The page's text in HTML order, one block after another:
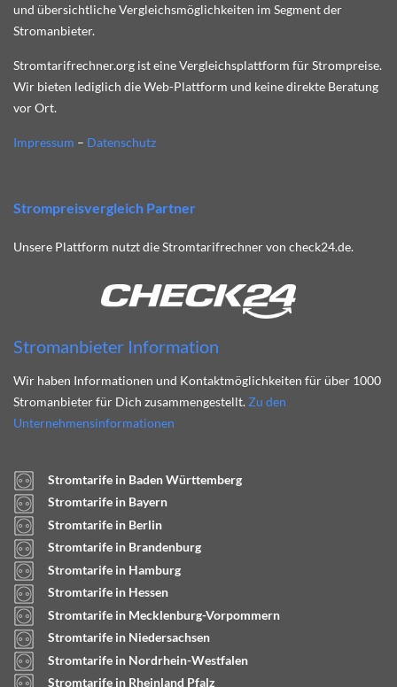
und übersichtliche Vergleichsmöglichkeiten im Segment der
Stromanbieter.
Stromtarifrechner.org ist eine Vergleichsplattform für Strompreise.
Wir bieten lediglich die Web-Plattform und keine direkte Beratung
vor Ort.
Impressum – Datenschutz
Strompreisvergleich Partner
Unsere Plattform nutzt die Stromtarifrechner von check24.de.
Stromanbieter Information
Wir haben Informationen und Kontaktmöglichkeiten für über 1000
Stromanbieter für Dich zusammengestellt. Zu den
Unternehmensinformationen
Stromtarife in Baden Württemberg
Stromtarife in Bayern
Stromtarife in Berlin
Stromtarife in Brandenburg
Stromtarife in Hamburg
Stromtarife in Hessen
Stromtarife in Mecklenburg-Vorpommern
Stromtarife in Niedersachsen
Stromtarife in Nordrhein-Westfalen
Stromtarife in Rheinland Pfalz